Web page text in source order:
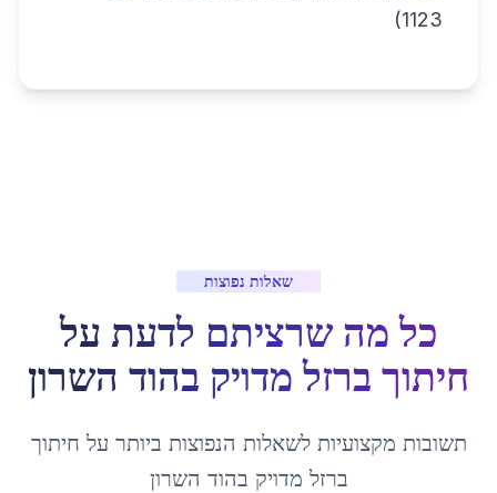
1123)
שאלות נפוצות
כל מה שרציתם לדעת על
חיתוך ברזל מדויק בהוד השרון
תשובות מקצועיות לשאלות הנפוצות ביותר על חיתוך
ברזל מדויק בהוד השרון